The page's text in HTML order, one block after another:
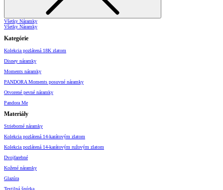
Všetky Náramky
Všetky Náramky
Kategórie
Kolekcia pozlátená 18K zlatom
Disney náramky
Moments náramky
PANDORA Moments posuvné náramky
Otvorené pevné náramky
Pandora Me
Materiály
Strieborné náramky
Kolekcia pozlátená 14-karátovým zlatom
Kolekcia pozlátená 14-karátovým ružovým zlatom
Dvojfarebné
Kožené náramky
Glazúra
Textilná šnúrka